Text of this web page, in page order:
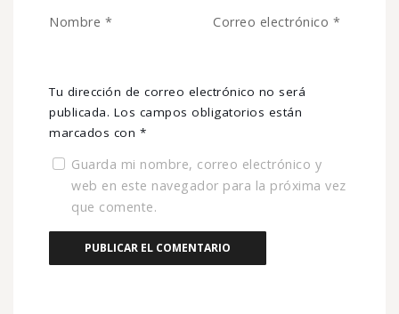
Tu dirección de correo electrónico no será
publicada. Los campos obligatorios están
marcados con *
Nombre * Correo electrónico *
Guarda mi nombre, correo electrónico y
web en este navegador para la próxima vez
que comente.